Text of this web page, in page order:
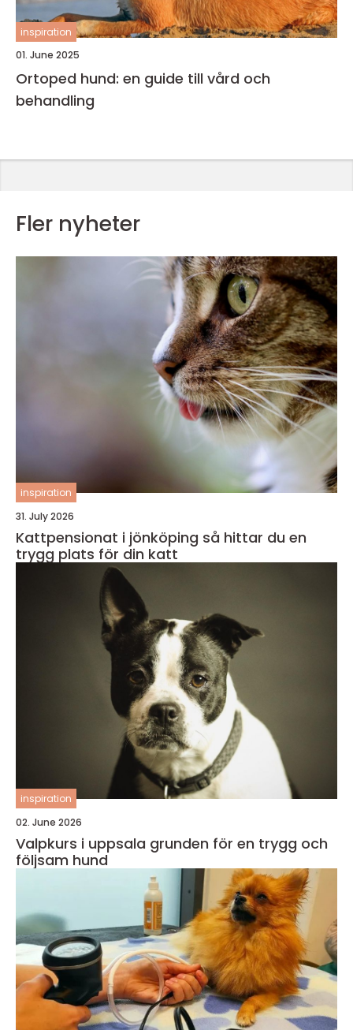
inspiration
01. June 2025
Ortoped hund: en guide till vård och
behandling
Fler nyheter
inspiration
31. July 2026
Kattpensionat i jönköping så hittar du en
trygg plats för din katt
inspiration
02. June 2026
Valpkurs i uppsala grunden för en trygg och
följsam hund